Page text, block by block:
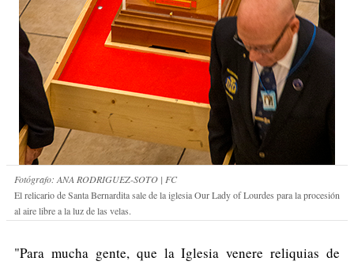
Fotógrafo: ANA RODRIGUEZ-SOTO | FC
El relicario de Santa Bernardita sale de la iglesia Our Lady of Lourdes para la procesión
al aire libre a la luz de las velas.
"Para mucha gente, que la Iglesia venere reliquias de